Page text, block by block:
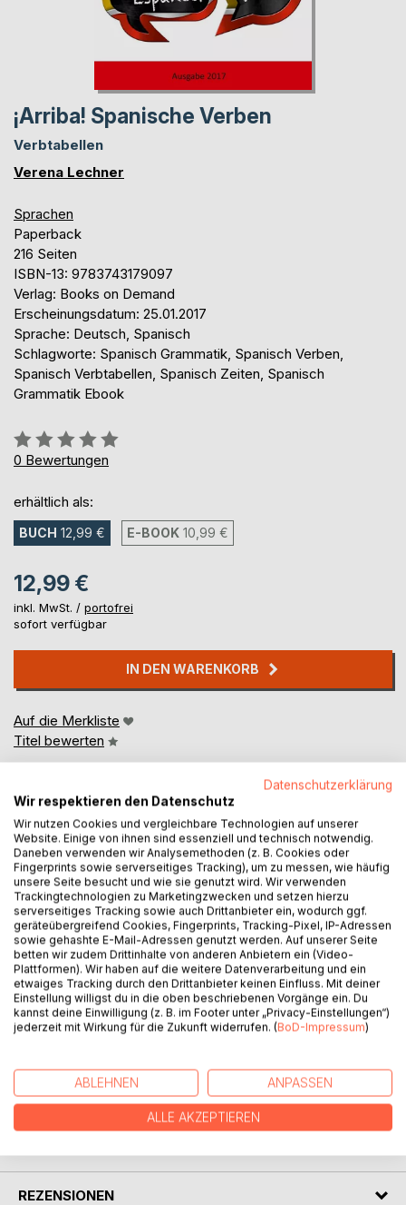
¡Arriba! Spanische Verben
Verbtabellen
Verena Lechner
Sprachen
Paperback
216 Seiten
ISBN-13: 9783743179097
Verlag: Books on Demand
Erscheinungsdatum: 25.01.2017
Sprache: Deutsch, Spanisch
Schlagworte: Spanisch Grammatik, Spanisch Verben,
Spanisch Verbtabellen, Spanisch Zeiten, Spanisch
Grammatik Ebook
Bewertung::
0%
0 Bewertungen
erhältlich als:
BUCH 12,99 € E-BOOK 10,99 €
12,99 €
inkl. MwSt. / portofrei
sofort verfügbar
IN DEN WARENKORB
Auf die Merkliste
Titel bewerten
BESCHREIBUNG
¡Arriba! Spanische Verben Verbtabellen ist ideal zum
Nachschlagen und Lernen der spanischen Verben. Es
eignet sich hervorragend für unterwegs und für die Schule.
- 75 Verbtabellen
- ca. 3000 Verben mit Angaben zu den
AUTOR/IN
REZENSIONEN
Datenschutzerklärung
Wir respektieren den Datenschutz
Wir nutzen Cookies und vergleichbare Technologien auf unserer
Website. Einige von ihnen sind essenziell und technisch notwendig.
Daneben verwenden wir Analysemethoden (z. B. Cookies oder
Fingerprints sowie serverseitiges Tracking), um zu messen, wie häufig
unsere Seite besucht und wie sie genutzt wird. Wir verwenden
Trackingtechnologien zu Marketingzwecken und setzen hierzu
serverseitiges Tracking sowie auch Drittanbieter ein, wodurch ggf.
geräteübergreifend Cookies, Fingerprints, Tracking-Pixel, IP-Adressen
sowie gehashte E-Mail-Adressen genutzt werden. Auf unserer Seite
betten wir zudem Drittinhalte von anderen Anbietern ein (Video-
Plattformen). Wir haben auf die weitere Datenverarbeitung und ein
etwaiges Tracking durch den Drittanbieter keinen Einfluss. Mit deiner
Einstellung willigst du in die oben beschriebenen Vorgänge ein. Du
kannst deine Einwilligung (z. B. im Footer unter „Privacy-Einstellungen“)
jederzeit mit Wirkung für die Zukunft widerrufen. (BoD-Impressum)
ABLEHNEN ANPASSEN
ALLE AKZEPTIEREN